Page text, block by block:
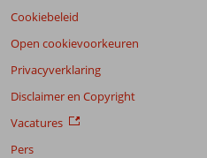
Cookiebeleid
Open cookievoorkeuren
Privacyverklaring
Disclaimer en Copyright
Vacatures
Pers